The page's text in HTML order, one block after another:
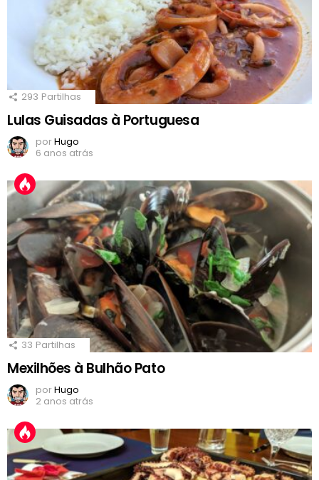
293 Partilhas
Lulas Guisadas à Portuguesa
porHugo
6 anos atrás
33 Partilhas
Mexilhões à Bulhão Pato
porHugo
2 anos atrás